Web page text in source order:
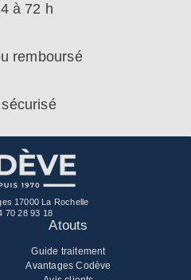
à 72 h
remboursé
17000 La Rochelle
70 28 93 18
Atouts
Guide traitement
Avantages Codève